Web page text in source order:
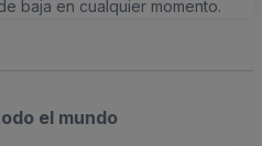
baja en cualquier momento.
el mundo